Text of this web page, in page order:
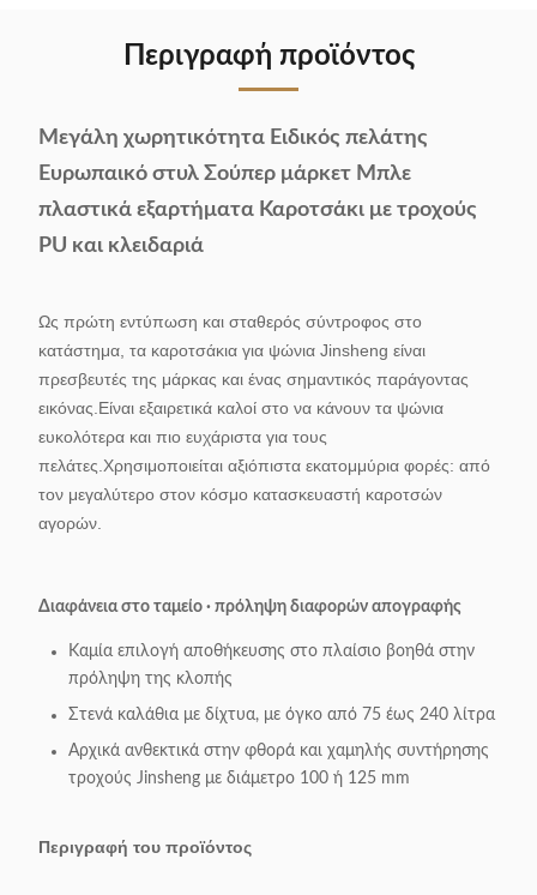
Περιγραφή προϊόντος
Μεγάλη χωρητικότητα Ειδικός πελάτης
Ευρωπαικό στυλ Σούπερ μάρκετ Μπλε
πλαστικά εξαρτήματα Καροτσάκι με τροχούς
PU και κλειδαριά
Ως πρώτη εντύπωση και σταθερός σύντροφος στο
κατάστημα, τα καροτσάκια για ψώνια Jinsheng είναι
πρεσβευτές της μάρκας και ένας σημαντικός παράγοντας
εικόνας.Είναι εξαιρετικά καλοί στο να κάνουν τα ψώνια
ευκολότερα και πιο ευχάριστα για τους
πελάτες.Χρησιμοποιείται αξιόπιστα εκατομμύρια φορές: από
τον μεγαλύτερο στον κόσμο κατασκευαστή καροτσών
αγορών.
Διαφάνεια στο ταμείο ∙ πρόληψη διαφορών απογραφής
Καμία επιλογή αποθήκευσης στο πλαίσιο βοηθά στην
πρόληψη της κλοπής
Στενά καλάθια με δίχτυα, με όγκο από 75 έως 240 λίτρα
Αρχικά ανθεκτικά στην φθορά και χαμηλής συντήρησης
τροχούς Jinsheng με διάμετρο 100 ή 125 mm
Περιγραφή του προϊόντος